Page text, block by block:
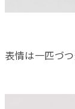
表情は一匹づつ